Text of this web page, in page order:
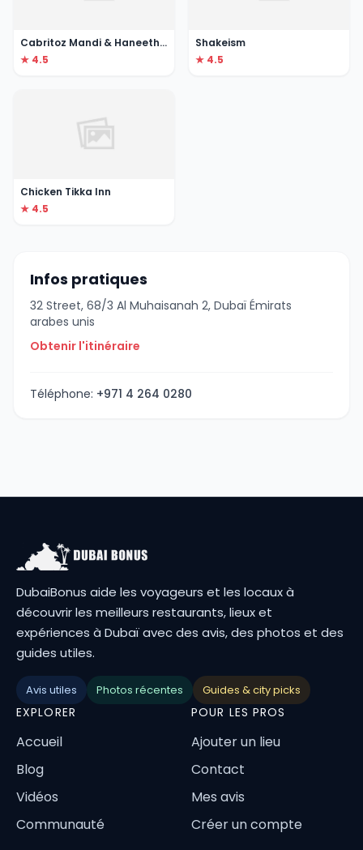
Cabritoz Mandi & Haneeth Restaurant
★ 4.5
Shakeism
★ 4.5
Chicken Tikka Inn
★ 4.5
Infos pratiques
32 Street, 68/3 Al Muhaisanah 2, Dubaï Émirats
arabes unis
Obtenir l'itinéraire
Téléphone: +971 4 264 0280
DubaiBonus aide les voyageurs et les locaux à
découvrir les meilleurs restaurants, lieux et
expériences à Dubaï avec des avis, des photos et des
guides utiles.
Avis utiles Photos récentes Guides & city picks
EXPLORER
Accueil
Blog
Vidéos
Communauté
POUR LES PROS
Ajouter un lieu
Contact
Mes avis
Créer un compte